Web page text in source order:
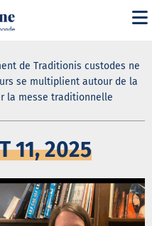
de Traditionis custodes ne
se multiplient autour de la
la messe traditionnelle
11, 2025